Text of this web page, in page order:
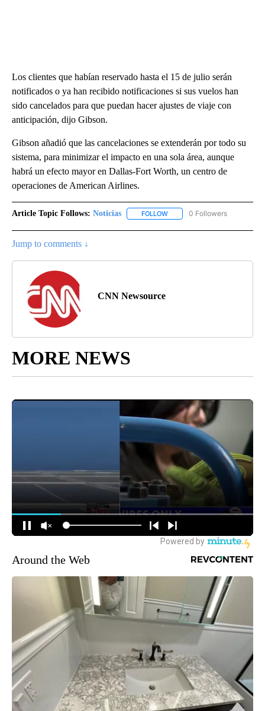
Los clientes que habían reservado hasta el 15 de julio serán
notificados o ya han recibido notificaciones si sus vuelos han
sido cancelados para que puedan hacer ajustes de viaje con
anticipación, dijo Gibson.
Gibson añadió que las cancelaciones se extenderán por todo su
sistema, para minimizar el impacto en una sola área, aunque
habrá un efecto mayor en Dallas-Fort Worth, un centro de
operaciones de American Airlines.
Article Topic Follows: Noticias FOLLOW FOLLOW "NOTICIAS" TO
0 Followers
Jump to comments ↓
CNN Newsource
MORE NEWS
Around the Web